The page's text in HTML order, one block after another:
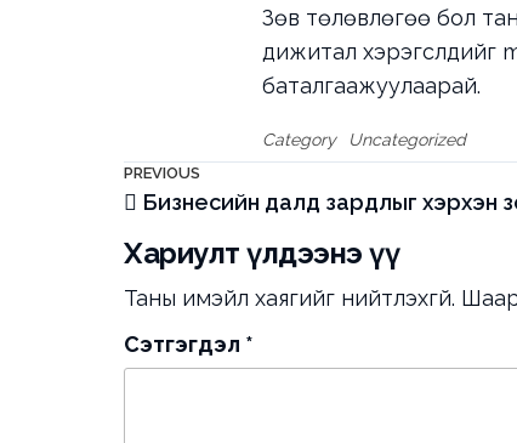
Зөв төлөвлөгөө бол
дижитал хэрэгслүүдийг
баталгаажуулаарай.
Category Uncategorized
Мэдээний
цэс
Previous
Post
PREVIOUS
Бизнесийн далд зардлыг хэрхэн
Хариулт үлдээнэ үү
Таны имэйл хаягийг нийтлэхгүй.
Сэтгэгдэл *